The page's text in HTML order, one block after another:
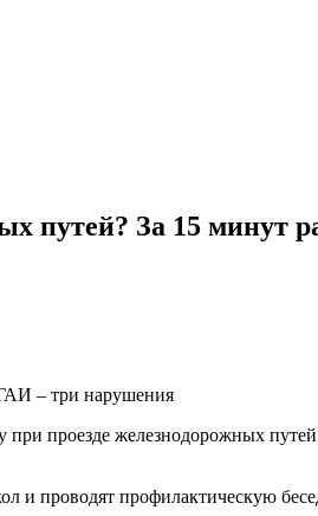
путей? За 15 минут
проезде железнодорожных
и проводят профилактическую